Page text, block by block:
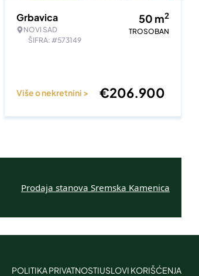
Grbavica
NOVI SAD
ŠIFRA: #573149
50 m2
TROSOBAN
Više o nekretnini > €206.900
Prodaja stanova Sremska Kamenica
POLITIKA PRIVATNOSTIUSLOVI KORIŠĆENJA